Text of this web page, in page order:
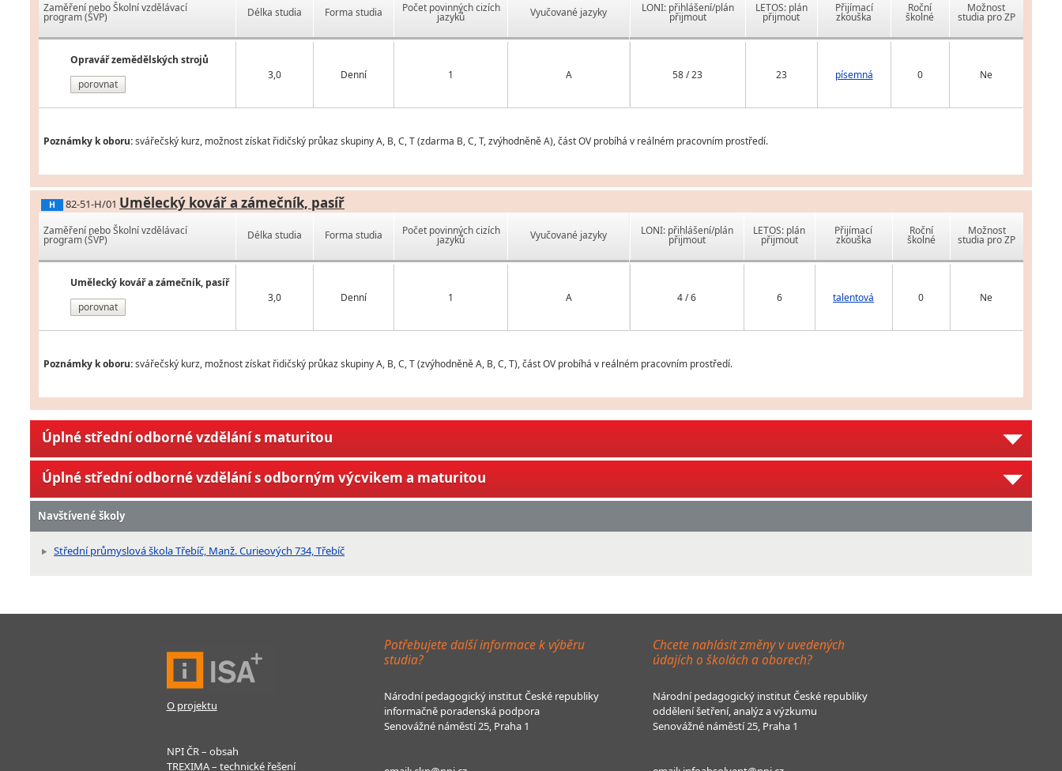
Zaměření nebo Školní vzdělávací
program (ŠVP)
Opravář zemědělských strojů
porovnat
Délka studia Forma studia Počet povinných cizích
jazyků Vyučované jazyky
3,0 Denní 1 A
LONI: přihlášení/plán
přijmout
LETOS: plán
přijmout
Přijímací
zkouška
Roční
školné
Možnost
studia pro ZP
58 / 23 23 písemná 0 Ne
Poznámky k oboru:svářečský kurz, možnost získat řidičský průkaz skupiny A, B, C, T (zdarma B, C, T, zvýhodněně A), část OV probíhá v reálném pracovním prostředí.
H 82-51-H/01 Umělecký kovář a zámečník, pasíř
Zaměření nebo Školní vzdělávací
program (ŠVP)
Umělecký kovář a zámečník, pasíř
porovnat
Délka studia Forma studia Počet povinných cizích
jazyků Vyučované jazyky
3,0 Denní 1 A
LONI: přihlášení/plán
přijmout
LETOS: plán
přijmout
Přijímací
zkouška
Roční
školné
Možnost
studia pro ZP
4 / 6 6 talentová 0 Ne
Poznámky k oboru:svářečský kurz, možnost získat řidičský průkaz skupiny A, B, C, T (zvýhodněně A, B, C, T), část OV probíhá v reálném pracovním prostředí.
Úplné střední odborné vzdělání s maturitou
Úplné střední odborné vzdělání s odborným výcvikem a maturitou
Navštívené školy
Střední průmyslová škola Třebíč, Manž. Curieových 734, Třebíč
O projektu
NPI ČR – obsah
TREXIMA – technické řešení
Potřebujete další informace k výběru
studia?
Národní pedagogický institut České republiky
informačně poradenská podpora
Senovážné náměstí 25, Praha 1
Chcete nahlásit změny v uvedených
údajích o školách a oborech?
Národní pedagogický institut České republiky
oddělení šetření, analýz a výzkumu
Senovážné náměstí 25, Praha 1